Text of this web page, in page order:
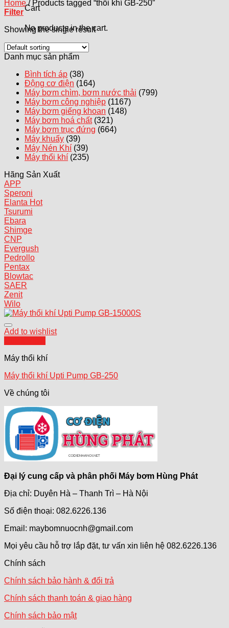
Cart
No products in the cart.
Home /Products tagged “thổi khí GB-250”
Filter
Showing the single result
Danh mục sản phẩm
Bình tích áp (38)
Động cơ điện (164)
Máy bơm chìm, bơm nước thải (799)
Máy bơm công nghiệp (1167)
Máy bơm giếng khoan (148)
Máy bơm hoá chất (321)
Máy bơm trục đứng (664)
Máy khuấy (39)
Máy Nén Khí (39)
Máy thổi khí (235)
Hãng Sản Xuất
APP
Speroni
Elanta
Tsurumi
Ebara
Shimge
CNP
Evergush
Pedrollo
Pentax
Blowtac
SAER
Zenit
Wilo
Add to wishlist
Máy thổi khí
Máy thổi khí Upti Pump GB-250
Về chúng tôi
Đại lý cung cấp và phân phối Máy bơm Hùng Phát
Địa chỉ: Duyên Hà – Thanh Trì – Hà Nội
Số điện thoại: 082.6226.136
Email: maybomnuocnh@gmail.com
Mọi yêu cầu hỗ trợ lắp đặt, tư vấn xin liên hệ 082.6226.136
Chính sách
Chính sách bảo hành & đổi trả
Chính sách thanh toán & giao hàng
Chính sách bảo mật